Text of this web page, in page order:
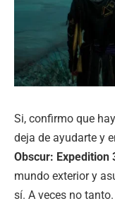
Si, confirmo que
deja de ayudarte y
Obscur: Expedition
mundo exterior y
sí. A veces no